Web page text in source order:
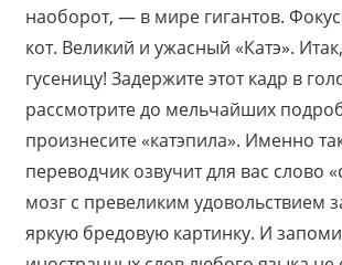
наоборот, — в мире гигантов.
кот. Великий и ужасный «Катэ».
гусеницу! Задержите этот кадр в
рассмотрите до мельчайших
произнесите «катэпила». Именно
переводчик озвучит для вас слово
мозг с превеликим удовольствием
яркую бредовую картинку. И